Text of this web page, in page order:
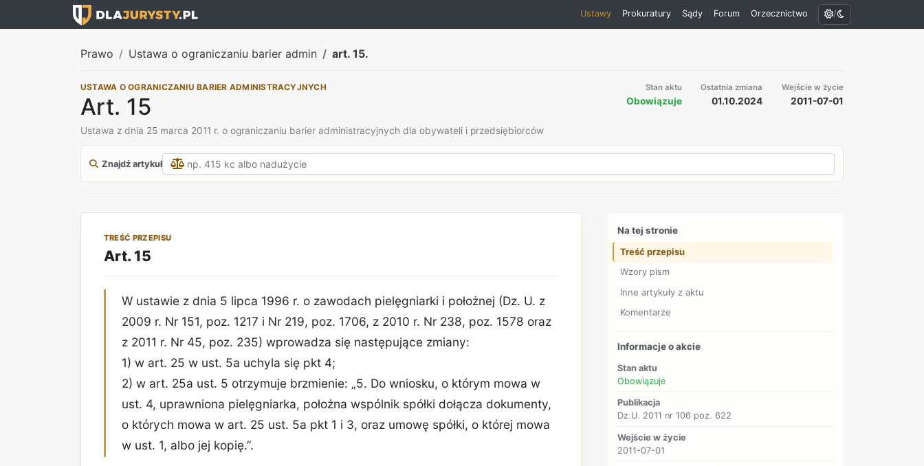
Ustawy Prokuratury Sądy Forum Orzecznictwo /
Prawo Ustawa o ograniczaniu barier admin art. 15.
USTAWA O OGRANICZANIU BARIER ADMINISTRACYJNYCH
Art. 15
Ustawa z dnia 25 marca 2011 r. o ograniczaniu barier administracyjnych dla obywateli i przedsiębiorców
Stan aktu
Obowiązuje
Ostatnia zmiana
01.10.2024
Wejście w życie
2011-07-01
Znajdź artykuł
TREŚĆ PRZEPISU
Art. 15
W ustawie z dnia 5 lipca 1996 r. o zawodach pielęgniarki i położnej (Dz. U. z
2009 r. Nr 151, poz. 1217 i Nr 219, poz. 1706, z 2010 r. Nr 238, poz. 1578 oraz
z 2011 r. Nr 45, poz. 235) wprowadza się następujące zmiany:
1) w art. 25 w ust. 5a uchyla się pkt 4;
2) w art. 25a ust. 5 otrzymuje brzmienie: „5. Do wniosku, o którym mowa w
ust. 4, uprawniona pielęgniarka, położna wspólnik spółki dołącza dokumenty,
o których mowa w art. 25 ust. 5a pkt 1 i 3, oraz umowę spółki, o której mowa
w ust. 1, albo jej kopię.”.
Na tej stronie
Treść przepisu
Wzory pism
Inne artykuły z aktu
Komentarze
Informacje o akcie
Stan aktu
Obowiązuje
Publikacja
Dz.U. 2011 nr 106 poz. 622
Wejście w życie
2011-07-01